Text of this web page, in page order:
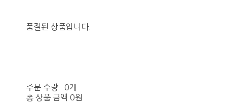
품절된 상품입니다.
주문 수량
0개
총 상품 금액 0원